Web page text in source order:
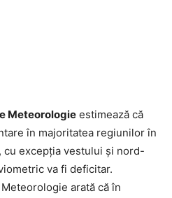
Meteorologie estimează că
în majoritatea regiunilor în
cu excepția vestului și nord-
va fi deficitar.
arată că în